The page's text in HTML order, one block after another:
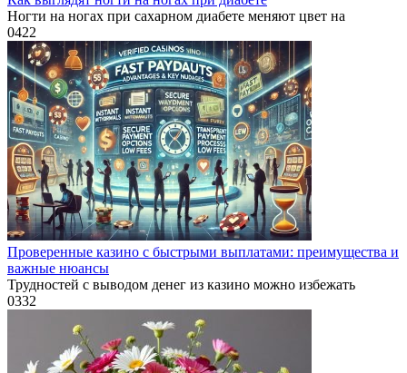
Ногти на ногах при сахарном диабете меняют цвет на
0422
Проверенные казино с быстрыми выплатами: преимущества и
важные нюансы
Трудностей с выводом денег из казино можно избежать
0332